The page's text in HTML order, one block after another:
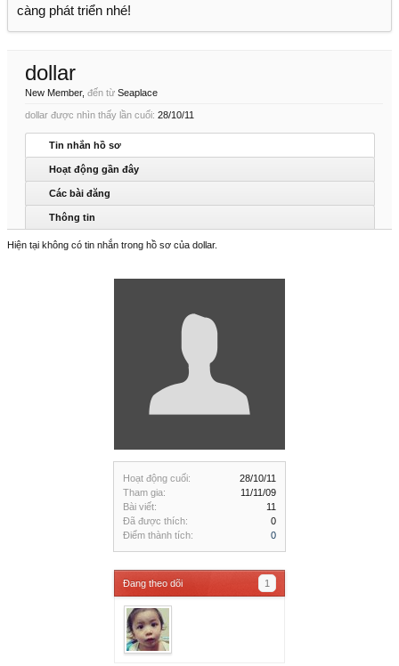
càng phát triển nhé!
Hoạt động cuối:
28/10/11
Tham gia:
11/11/09
Bài viết:
11
Đã được thích:
0
Điểm thành tích:
0
Đang theo dõi 1
dollar
New Member, đến từ Seaplace
dollar được nhìn thấy lần cuối: 28/10/11
Tin nhắn hồ sơ
Hoạt động gần đây
Các bài đăng
Thông tin
Hiện tại không có tin nhắn trong hồ sơ của dollar.